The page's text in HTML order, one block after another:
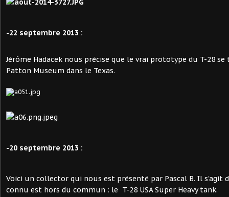
-22 septembre 2013 :
Jérôme Hadacek nous précise que le vrai prototype du T-28
Patton Museum dans le Texas.
-20 septembre 2013 :
Voici un collector qui nous est présenté par Pascal B. Il s'agit
connu est hors du commun : le T-28 USA Super Heavy tank.